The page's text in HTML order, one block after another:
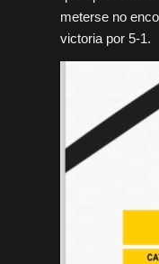
meterse no
victoria por 5-1.